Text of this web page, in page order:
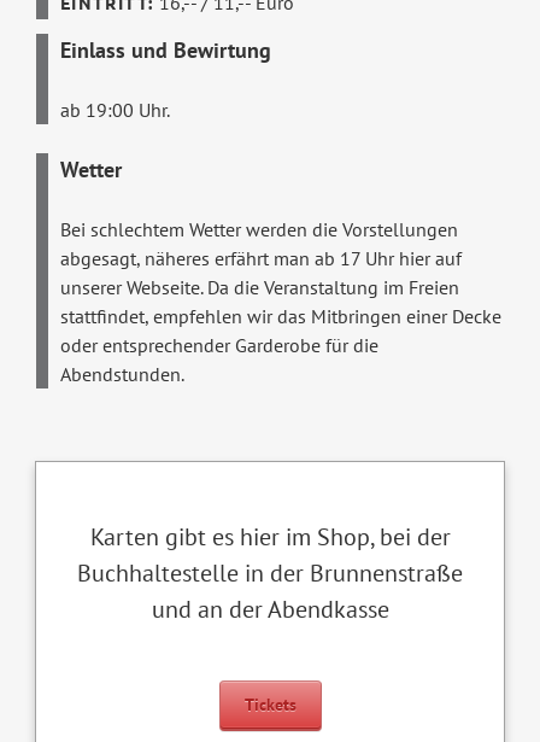
Einlass und Bewirtung
ab 19:00 Uhr.
Wetter
Bei schlechtem Wetter werden die Vorstellungen
abgesagt, näheres erfährt man ab 17 Uhr hier auf
unserer Webseite. Da die Veranstaltung im Freien
stattfindet, empfehlen wir das Mitbringen einer Decke
oder entsprechender Garderobe für die
Abendstunden.
Karten gibt es hier im Shop, bei der
Buchhaltestelle in der Brunnenstraße
und an der Abendkasse
Tickets